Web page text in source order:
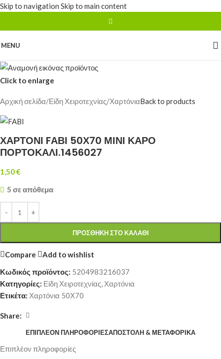
Skip to navigation Skip to main content
MENU
Click to enlarge
Αρχική σελίδα/Είδη Χειροτεχνίας/ΧαρτόνιαBack to products
ΧΑΡΤΟΝΙ FΑΒΙ 50Χ70 ΜΙΝΙ ΚΑΡΟ
ΠΟΡΤΟΚΑΛΙ.1456027
1,50€
5 σε απόθεμα
ΠΡΟΣΘΉΚΗ ΣΤΟ ΚΑΛΆΘΙ
Compare
Add to wishlist
Κωδικός προϊόντος: 5204983216037
Κατηγορίες: Είδη Χειροτεχνίας, Χαρτόνια
Ετικέτα: Χαρτόνια 50Χ70
Share:
ΕΠΙΠΛΈΟΝ ΠΛΗΡΟΦΟΡΊΕΣΑΠΟΣΤΟΛΉ & ΜΕΤΑΦΟΡΙΚΆ
Επιπλέον πληροφορίες